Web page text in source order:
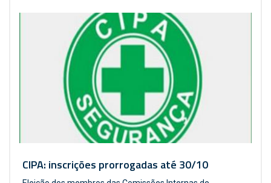
CIPA: inscrições prorrogadas até 30/10